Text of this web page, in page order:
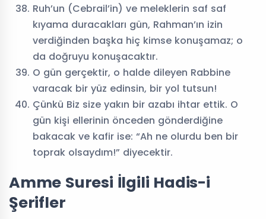
Ruh’un (Cebrail’in) ve meleklerin saf saf
kıyama duracakları gün, Rahman’ın izin
verdiğinden başka hiç kimse konuşamaz; o
da doğruyu konuşacaktır.
O gün gerçektir, o halde dileyen Rabbine
varacak bir yüz edinsin, bir yol tutsun!
Çünkü Biz size yakın bir azabı ihtar ettik. O
gün kişi ellerinin önceden gönderdiğine
bakacak ve kafir ise: “Ah ne olurdu ben bir
toprak olsaydım!” diyecektir.
Amme Suresi İlgili Hadis-i
Şerifler